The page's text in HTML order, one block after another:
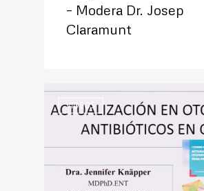
– Modera Dr. Josep
Claramunt
VIDEOS